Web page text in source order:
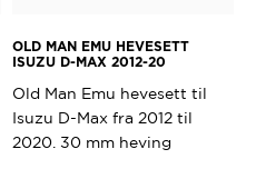
OLD MAN EMU HEVESETT
ISUZU D-MAX 2012-20
Old Man Emu hevesett til
Isuzu D-Max fra 2012 til
2020. 30 mm heving